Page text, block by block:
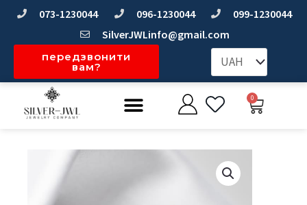
Перейти073-1230044 096-1230044
099-1230044
SilverJWLinfo@gmail.com
передзвонити
вам?
Меню 0